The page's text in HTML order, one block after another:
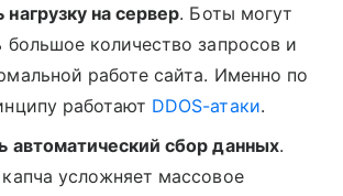
на сервер. Боты могут
большое количество запросов и
работе сайта. Именно по
работают DDOS-атаки.
автоматический сбор данных.
усложняет массовое